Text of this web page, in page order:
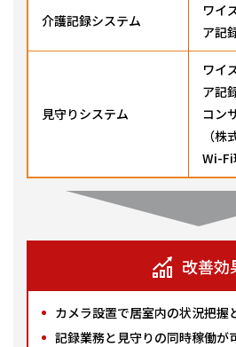
介護記録システム
ワイ
ア記
見守りシステム
ワイ
ア記
コン
（株
Wi-Fi
改善効
カメラ設置で居室内の状況把握
記録業務と見守りの同時稼働が